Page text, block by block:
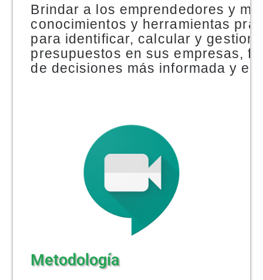
EDUCACIÓN CONTINUA
NOTICIAS
Brindar a los emprendedores y
conocimientos y herramientas
para identificar, calcular y
presupuestos en sus empresas,
de decisiones más informada y
Metodología